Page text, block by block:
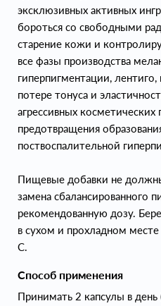
эксклюзивных активных
бороться со свободными
старение кожи и
все фазы производства
гиперпигментации,
потере тонуса и
агрессивных косметических
предотвращения
поствоспалительной
Пищевые добавки не
замена сбалансированного
рекомендованную дозу.
в сухом и прохладном
С.
Способ применения
Принимать 2 капсулы в